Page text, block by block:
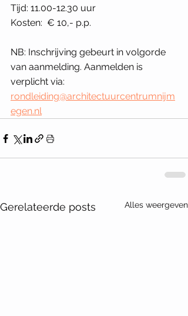
Tijd: 11.00-12.30 uur
Kosten:  € 10,- p.p.
NB: Inschrijving gebeurt in volgorde
van aanmelding. Aanmelden is
verplicht via:
rondleiding@architectuurcentrumnijm
egen.nl
Gerelateerde posts Alles weergeven